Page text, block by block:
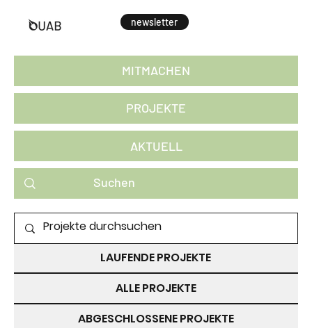
newsletter
AKTUELL
PROJEKTE
MITMACHEN
PROJEKTE ZUM MITMACHEN
LAUFENDE PROJEKTE
ALLE PROJEKTE
ABGESCHLOSSENE PROJEKTE